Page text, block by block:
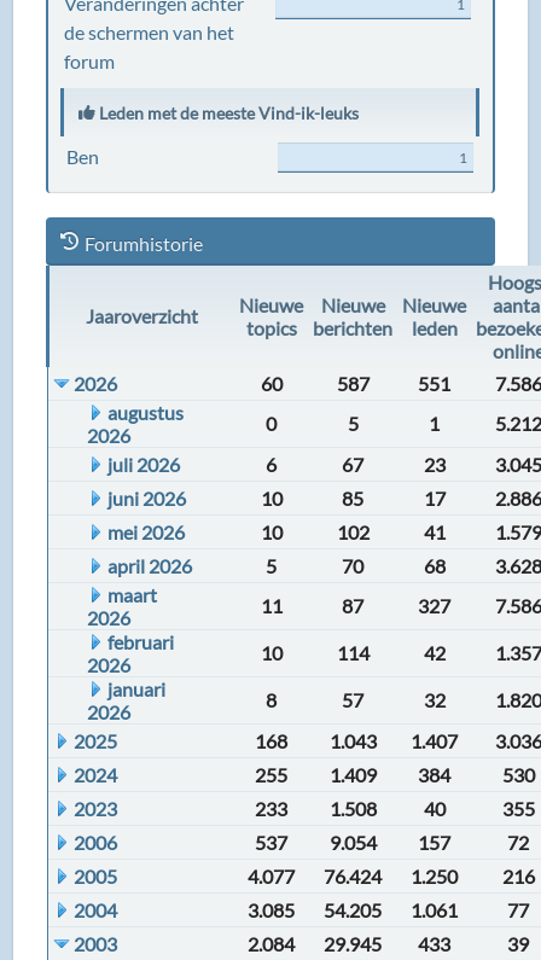
de schermen van het
forum
1
Leden met de meeste Vind-ik-leuks
Ben 1
Forumhistorie
Jaaroverzicht
Nieuwe
topics
Nieuwe
berichten
Nieuwe
leden
2026
60 587 551
7.586
augustus
2026
0 5 1
5.212
juli 2026
6 67 23
3.045
juni 2026
10 85 17
2.886
mei 2026
10 102 41
1.579
april 2026
5 70 68
3.628
maart
2026
11 87 327
7.586
februari
2026
10 114 42
1.357
januari
2026
8 57 32
1.820
2025
168 1.043 1.407
3.036
2024
255 1.409 384
530
2023
233 1.508 40
355
2006
537 9.054 157
72
2005
4.077 76.424 1.250
216
2004
3.085 54.205 1.061
77
2003
2.084 29.945 433
39